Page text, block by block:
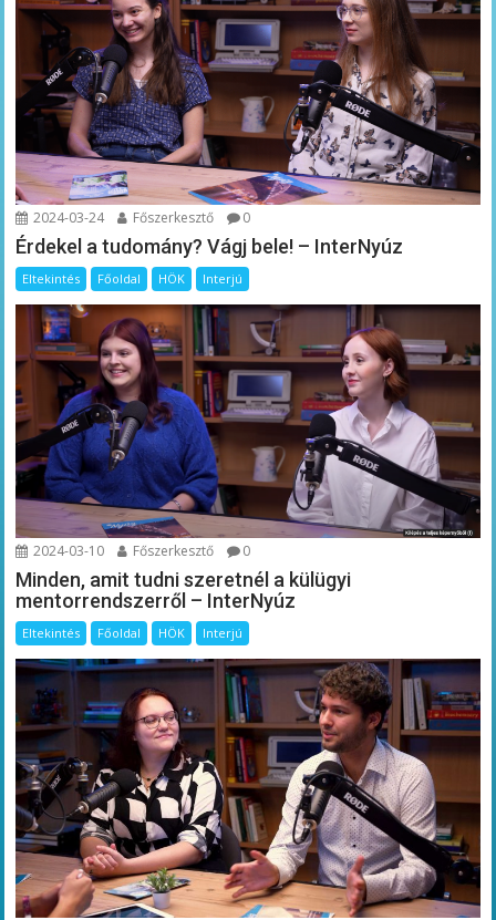
2024-03-24 Főszerkesztő 0
Érdekel a tudomány? Vágj bele! – InterNyúz
Eltekintés Főoldal HÖK Interjú
2024-03-10 Főszerkesztő 0
Minden, amit tudni szeretnél a külügyi
mentorrendszerről – InterNyúz
Eltekintés Főoldal HÖK Interjú